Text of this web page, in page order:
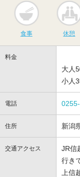
食事 休憩
料金
大人
小人
電話
住所 新潟
交通アクセス
JR信
行き
上